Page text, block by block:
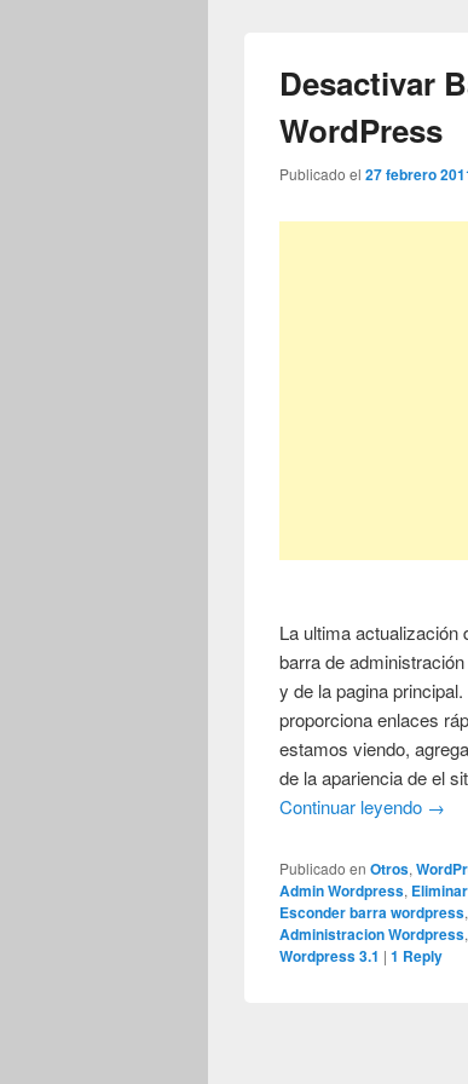
Desactivar
WordPress
Publicado el27 febrero
La ultima actualización
barra de
y de la pagina
proporciona enlaces
estamos viendo,
de la apariencia de el
Continuar leyendo →
Publicado en Otros,
Admin Wordpress,
Esconder barra wordpress
Administracion Wordpress
Wordpress 3.1 |1 Reply